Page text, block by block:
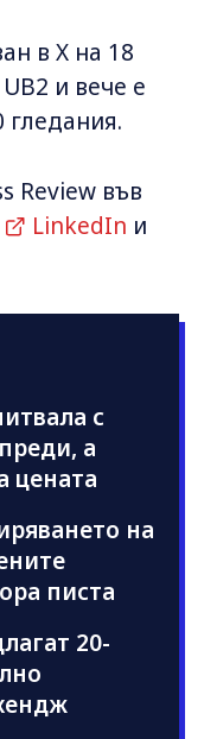
в X на 18
и вече е
гледания.
Review във
LinkedIn и
с
а
цената
на
писта
20-